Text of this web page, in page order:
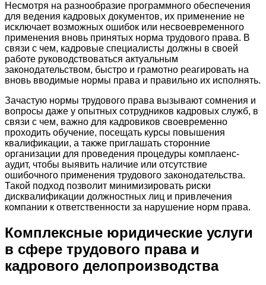
Несмотря на разнообразие программного обеспечения
для ведения кадровых документов, их применение не
исключает возможных ошибок или несвоевременного
применения вновь принятых норма трудового права. В
связи с чем, кадровые специалисты должны в своей
работе руководствоваться актуальным
законодательством, быстро и грамотно реагировать на
вновь вводимые нормы права и правильно их исполнять.
Зачастую нормы трудового права вызывают сомнения и
вопросы даже у опытных сотрудников кадровых служб, в
связи с чем, важно для кадровиков своевременно
проходить обучение, посещать курсы повышения
квалификации, а также приглашать сторонние
организации для проведения процедуры комплаенс-
аудит, чтобы выявить наличие или отсутствие
ошибочного применения трудового законодательства.
Такой подход позволит минимизировать риски
дисквалификации должностных лиц и привлечения
компании к ответственности за нарушение норм права.
Комплексные юридические услуги
в сфере трудового права и
кадрового делопроизводства